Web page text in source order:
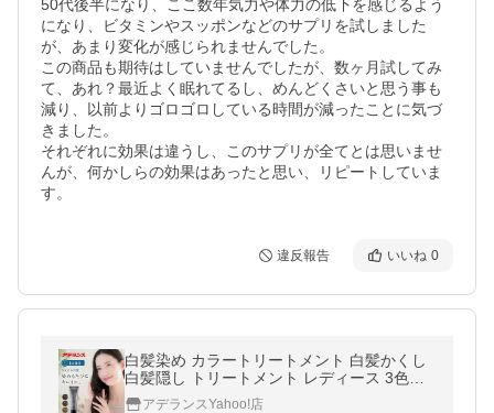
50代後半になり、ここ数年気力や体力の低下を感じるよう
になり、ビタミンやスッポンなどのサプリを試しました
が、あまり変化が感じられませんでした。
この商品も期待はしていませんでしたが、数ヶ月試してみ
て、あれ？最近よく眠れてるし、めんどくさいと思う事も
減り、以前よりゴロゴロしている時間が減ったことに気づ
きました。
それぞれに効果は違うし、このサプリが全てとは思いませ
んが、何かしらの効果はあったと思い、リピートしていま
す。
違反報告 いいね 0
白髪染め カラートリートメント 白髪かくし
白髪隠し トリートメント レディース 3色展
開 男性 女性 白髪 黒 毛染め アデランス
アデランスYahoo!店